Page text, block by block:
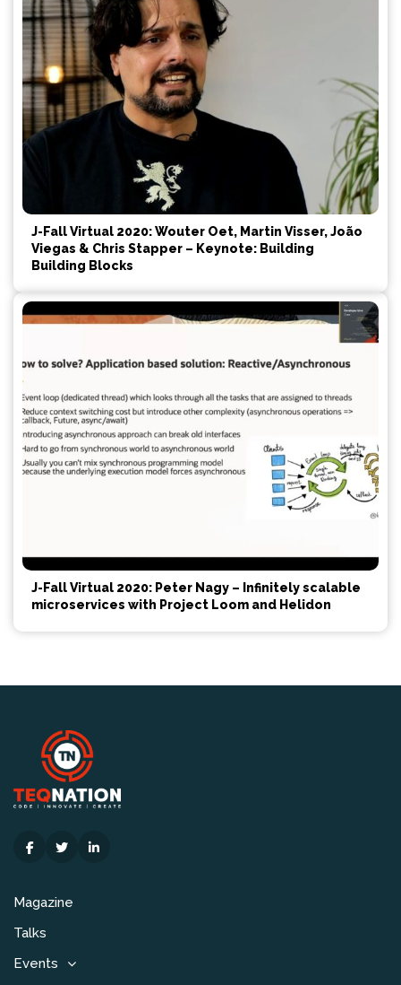
J-Fall Virtual 2020: Wouter Oet, Martin Visser, João
Viegas & Chris Stapper – Keynote: Building
Building Blocks
J-Fall Virtual 2020: Peter Nagy – Infinitely scalable
microservices with Project Loom and Helidon
Magazine
Talks
Events